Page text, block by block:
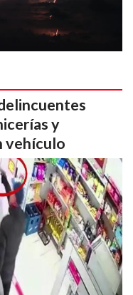
y
vehículo